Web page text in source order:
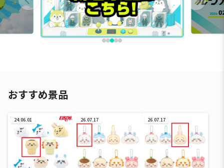
おすすめ景品
24.06.01 26.07.17 26.07.17